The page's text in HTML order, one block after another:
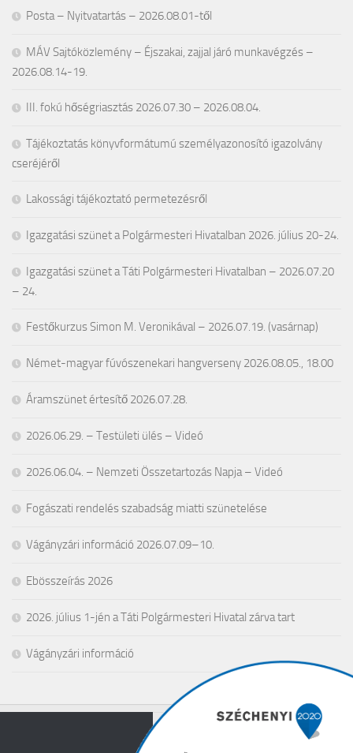
Posta – Nyitvatartás – 2026.08.01-től
MÁV Sajtóközlemény – Éjszakai, zajjal járó munkavégzés –
2026.08.14-19.
III. fokú hőségriasztás 2026.07.30 – 2026.08.04.
Tájékoztatás könyvformátumú személyazonosító igazolvány
cseréjéről
Lakossági tájékoztató permetezésről
Igazgatási szünet a Polgármesteri Hivatalban 2026. július 20-24.
Igazgatási szünet a Táti Polgármesteri Hivatalban – 2026.07.20
– 24.
Festőkurzus Simon M. Veronikával – 2026.07.19. (vasárnap)
Német-magyar fúvószenekari hangverseny 2026.08.05., 18.00
Áramszünet értesítő 2026.07.28.
2026.06.29. – Testületi ülés – Videó
2026.06.04. – Nemzeti Összetartozás Napja – Videó
Fogászati rendelés szabadság miatti szünetelése
Vágányzári információ 2026.07.09–10.
Ebösszeírás 2026
2026. július 1-jén a Táti Polgármesteri Hivatal zárva tart
Vágányzári információ